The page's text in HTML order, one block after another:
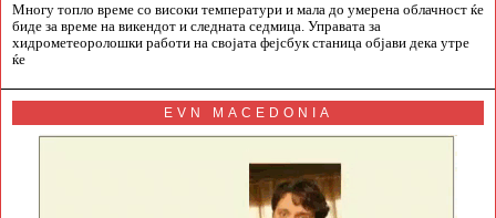
Многу топло време со високи температури и мала до умерена облачност ќе
биде за време на викендот и следната седмица. Управата за
хидрометеоролошки работи на својата фејсбук станица објави дека утре
ќе
EVN MACEDONIA